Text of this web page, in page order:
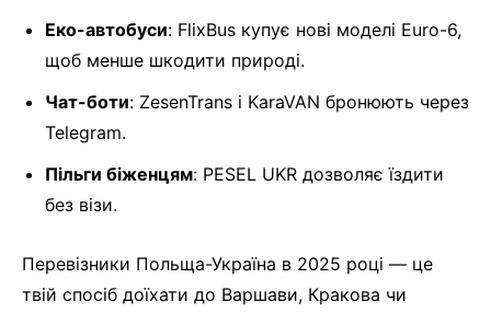
Еко-автобуси: FlixBus купує нові моделі Euro-6,
щоб менше шкодити природі.
Чат-боти: ZesenTrans і KaraVAN бронюють через
Telegram.
Пільги біженцям: PESEL UKR дозволяє їздити
без візи.
Перевізники Польща-Україна в 2025 році — це
твій спосіб доїхати до Варшави, Кракова чи